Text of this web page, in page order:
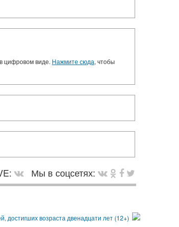
цифровом виде. Нажмите сюда, чтобы
Мы в соцсетях: